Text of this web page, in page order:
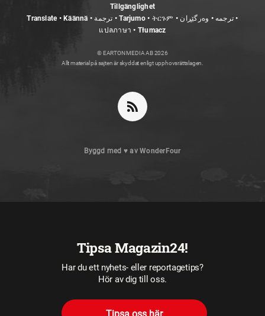
Tillgänglighet
Translate • Käännä • ترجمة • Tarjumo • ትርጉም • ترجمه • وەرگێڕان •
แปลภาษา • Tłumacz
© EARTON MEDIA AB 2026
Allt material på sajten är skyddat enligt upphovsrättslagen.
Byggd med ♥ avWonderFour
Tipsa Magazin24!
Har du ett nyhets- eller reportagetips?
Hör av dig till oss.